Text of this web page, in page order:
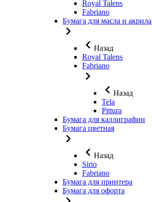
Royal Talens
Fabriano
Бумага для масла и акрила
Назад
Royal Talens
Fabriano
Назад
Tela
Pittura
Бумага для каллиграфии
Бумага цветная
Назад
Sirio
Fabriano
Бумага для принтера
Бумага для офорта